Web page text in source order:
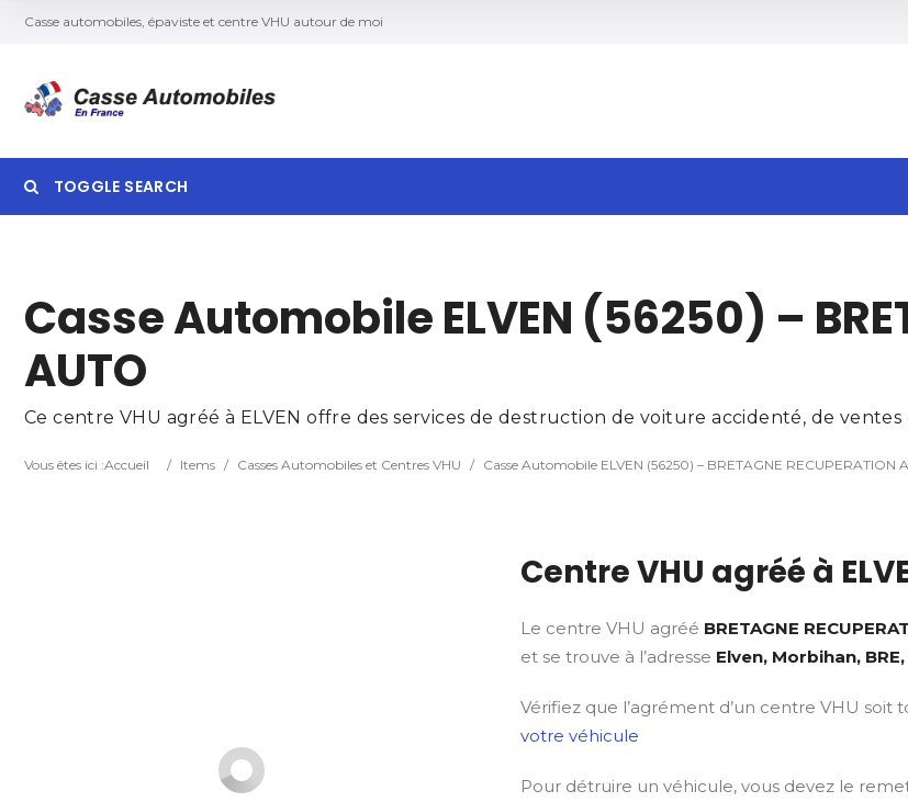
Casse automobiles, épaviste et centre VHU autour de moi
TOGGLE SEARCH
Search
Casse Automobile ELVEN (56250) –
AUTO
Ce centre VHU agréé à ELVEN offre des services de destruction de voiture accidenté, de
Vous êtes ici :Accueil / Items / Casses Automobiles et Centres VHU / Casse Automobile ELVEN (56250) – BRETAGNE RECUPERATION
Centre VHU agréé à
Le centre VHU agréé BRETAGNE
et se trouve à l’adresse Elven, Morbihan, BRE,
Vérifiez que l’agrément d’un centre VHU soit
votre véhicule
Pour détruire un véhicule, vous devez le